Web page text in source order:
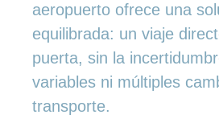
aeropuerto ofrece una
equilibrada: un viaje
puerta, sin la
variables ni múltiples
transporte.